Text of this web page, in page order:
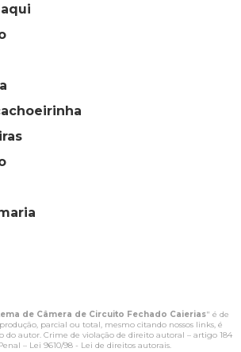
de Câmera de Circuito Fechado Caierias" é de
parcial ou total, mesmo citando nossos links, é
do autor. Crime de violação de direito autoral – artigo 184
– Lei 9610/98 - Lei de direitos autorais.